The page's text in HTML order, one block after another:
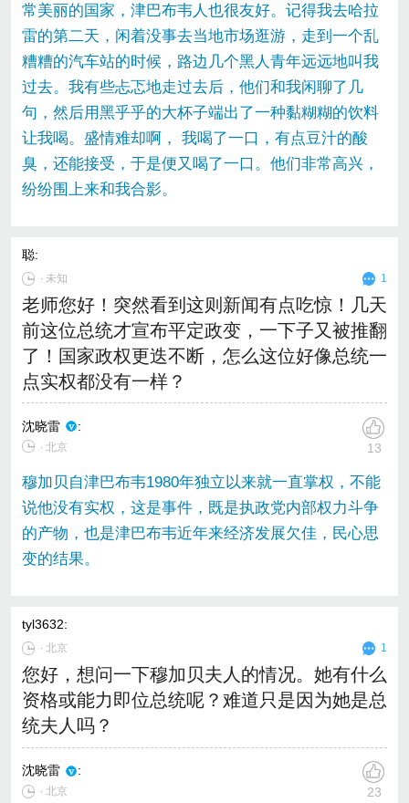
常美丽的国家，津巴布韦人也很友好。记得我去哈拉
雷的第二天，闲着没事去当地市场逛游，走到一个乱
糟糟的汽车站的时候，路边几个黑人青年远远地叫我
过去。我有些忐忑地走过去后，他们和我闲聊了几
句，然后用黑乎乎的大杯子端出了一种黏糊糊的饮料
让我喝。盛情难却啊， 我喝了一口，有点豆汁的酸
臭，还能接受，于是便又喝了一口。他们非常高兴，
纷纷围上来和我合影。
聪:
∙ 未知 1
老师您好！突然看到这则新闻有点吃惊！几天
前这位总统才宣布平定政变，一下子又被推翻
了！国家政权更迭不断，怎么这位好像总统一
点实权都没有一样？
沈晓雷 :
∙ 北京 13
穆加贝自津巴布韦1980年独立以来就一直掌权，不能
说他没有实权，这是事件，既是执政党内部权力斗争
的产物，也是津巴布韦近年来经济发展欠佳，民心思
变的结果。
tyl3632:
∙北京 1
您好，想问一下穆加贝夫人的情况。她有什么
资格或能力即位总统呢？难道只是因为她是总
统夫人吗？
沈晓雷 :
∙ 北京 23